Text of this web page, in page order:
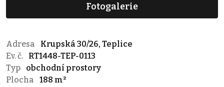
Fotogalerie
Adresa
Krupská 30/26, Teplice
Ev. č.
RT1448-TEP-0113
Typ
obchodní prostory
Plocha
188 m²